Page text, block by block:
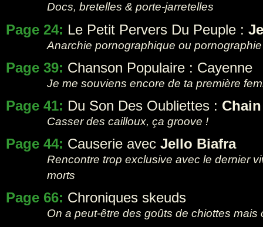
Docs, bretelles & porte-jarretelles
Page 24: Le Petit Pervers Du Peuple :
Anarchie pornographique ou
Page 39: Chanson Populaire : Cayenne
Je me souviens encore de ta première
Page 41: Du Son Des Oubliettes :
Casser des cailloux, ça groove !
Page 44: Causerie avec Jello Biafra
Rencontre trop exclusive avec le dernier
morts
Page 66: Chroniques skeuds
On a peut-être des goûts de chiottes mais